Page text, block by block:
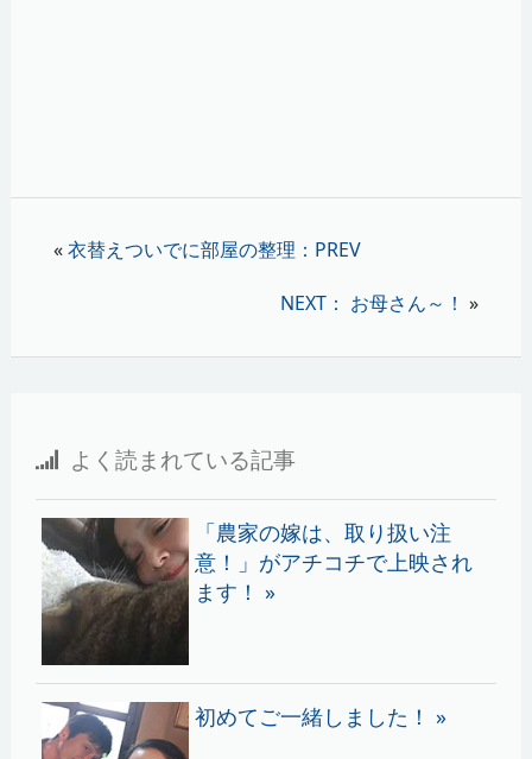
«衣替えついでに部屋の整理：PREV
NEXT： お母さん～！ »
よく読まれている記事
「農家の嫁は、取り扱い注
意！」がアチコチで上映され
ます！ »
初めてご一緒しました！ »